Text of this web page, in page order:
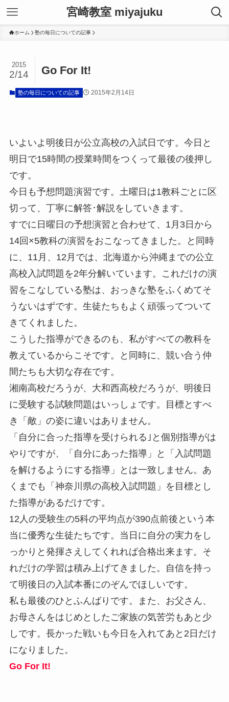
宮崎教室 miyajuku
ホーム 塾の毎日についての記事
Go For It!
2015
2/14
塾の毎日についての記事 2015年2月14日
いよいよ明後日が公立高校の入試日です。今日と
明日で15時間の授業時間をつくって最後の後押し
です。
今日も予想問題演習です。土曜日は1教科ごとに区
切って、丁寧に解答･解説をしていきます。
すでに日曜日の予想演習と合わせて、1月3日から
14回×5教科の演習をおこなってきました。と同時
に、11月、12月では、北海道から沖縄までの公立
高校入試問題を2年分解いています。これだけの演
習をこなしている塾は、おっきな塾をふくめてそ
うないはずです。生徒たちもよく頑張ってついて
きてくれました。
こうした指導ができるのも、私がすべての教科を
教えているからこそです。と同時に、競い合う仲
間たちも大切な存在です。
湘南高校だろうが、大和西高校だろうが、明後日
に受験する試験問題はいっしょです。目標とすべ
き「敵」の姿に違いはありません。
「自分に合った指導を受けられる｣と個別指導がは
やりですが、「自分にあった指導」と「入試問題
を解けるようにする指導」とは一致しません。あ
くまでも「神奈川県の高校入試問題」を目標とし
た指導があるだけです。
12人の受験生の5科の平均点が390点前後という本
当に優秀な生徒たちです。当日に自分の実力をし
っかりと発揮さえしてくれれば合格出来ます。そ
れだけの学習は積み上げてきました。自信を持っ
て明後日の入試本番にのぞんでほしいです。
私も最後のひとふんばりです。また、お父さん、
お母さんをはじめとしたご家族の気苦労もあと少
しです。長かった戦いも今日を入れてあと2日だけ
になりました。
Go For It!